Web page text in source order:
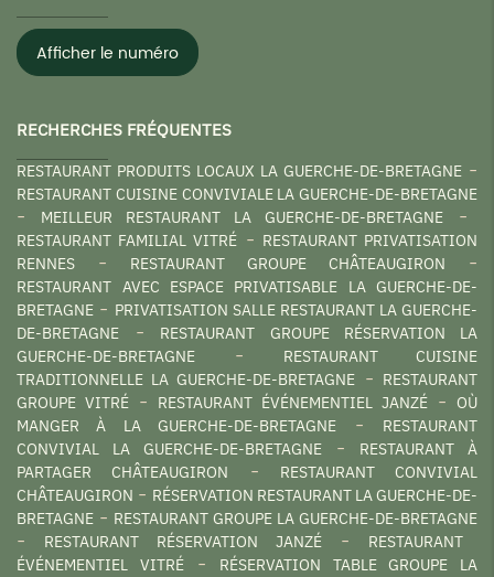
Afficher le numéro
RECHERCHES FRÉQUENTES
RESTAURANT PRODUITS LOCAUX LA GUERCHE-DE-BRETAGNE
RESTAURANT CUISINE CONVIVIALE LA GUERCHE-DE-BRETAGNE
MEILLEUR RESTAURANT LA GUERCHE-DE-BRETAGNE
RESTAURANT FAMILIAL VITRÉ
RESTAURANT PRIVATISATION
RENNES
RESTAURANT GROUPE CHÂTEAUGIRON
RESTAURANT AVEC ESPACE PRIVATISABLE LA GUERCHE-DE-
BRETAGNE
PRIVATISATION SALLE RESTAURANT LA GUERCHE-
DE-BRETAGNE
RESTAURANT GROUPE RÉSERVATION LA
GUERCHE-DE-BRETAGNE
RESTAURANT CUISINE
TRADITIONNELLE LA GUERCHE-DE-BRETAGNE
RESTAURANT
GROUPE VITRÉ
RESTAURANT ÉVÉNEMENTIEL JANZÉ
OÙ
MANGER À LA GUERCHE-DE-BRETAGNE
RESTAURANT
CONVIVIAL LA GUERCHE-DE-BRETAGNE
RESTAURANT À
PARTAGER CHÂTEAUGIRON
RESTAURANT CONVIVIAL
CHÂTEAUGIRON
RÉSERVATION RESTAURANT LA GUERCHE-DE-
BRETAGNE
RESTAURANT GROUPE LA GUERCHE-DE-BRETAGNE
RESTAURANT RÉSERVATION JANZÉ
RESTAURANT
ÉVÉNEMENTIEL VITRÉ
RÉSERVATION TABLE GROUPE LA